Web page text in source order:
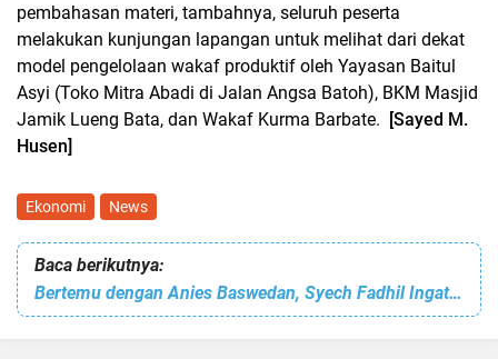
pembahasan materi, tambahnya, seluruh peserta
melakukan kunjungan lapangan untuk melihat dari dekat
model pengelolaan wakaf produktif oleh Yayasan Baitul
Asyi (Toko Mitra Abadi di Jalan Angsa Batoh), BKM Masjid
Jamik Lueng Bata, dan Wakaf Kurma Barbate.
[Sayed M.
Husen]
Ekonomi News
Baca berikutnya:
Bertemu dengan Anies Baswedan, Syech Fadhil Ingatkan Permasalahan Aceh